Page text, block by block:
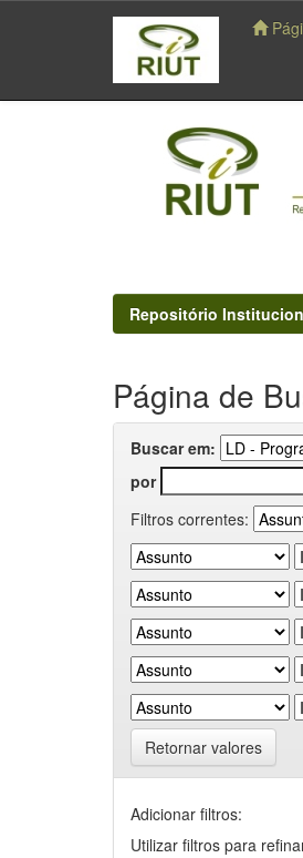
navigation
Repositório
Página de
Buscar em:
por
Filtros correntes:
Retornar valores
Adicionar filtros:
Utilizar filtros para